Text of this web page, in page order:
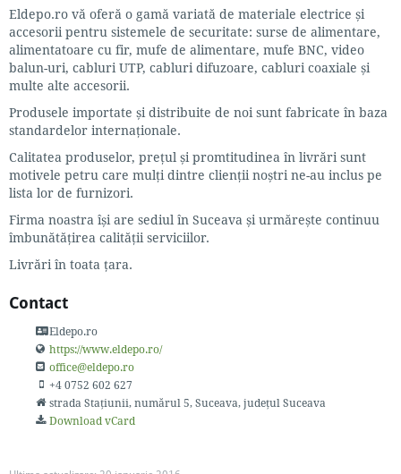
Eldepo.ro vă oferă o gamă variată de materiale electrice și
accesorii pentru sistemele de securitate: surse de alimentare,
alimentatoare cu fir, mufe de alimentare, mufe BNC, video
balun-uri, cabluri UTP, cabluri difuzoare, cabluri coaxiale și
multe alte accesorii.
Produsele importate și distribuite de noi sunt fabricate în baza
standardelor internaționale.
Calitatea produselor, prețul și promtitudinea în livrări sunt
motivele petru care mulți dintre clienții noștri ne-au inclus pe
lista lor de furnizori.
Firma noastra își are sediul în Suceava și urmărește continuu
îmbunătățirea calității serviciilor.
Livrări în toata țara.
Contact
Eldepo.ro
https://www.eldepo.ro/
office@eldepo.ro
+4 0752 602 627
strada Stațiunii, numărul 5, Suceava, județul Suceava
Download vCard